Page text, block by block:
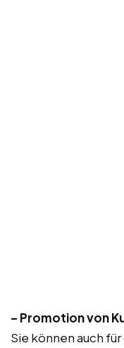
– Promotion von
Sie können auch